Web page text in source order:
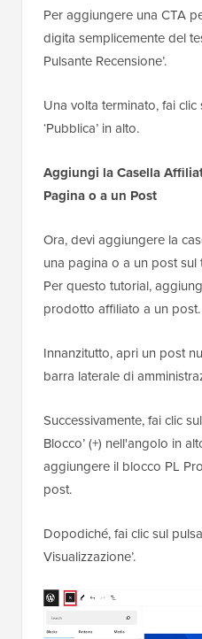
Per aggiungere una CTA
digita semplicemente del
Pulsante Recensione’.
Una volta terminato, fai clic
‘Pubblica’ in alto.
Aggiungi la Casella
Pagina o a un Post
Ora, devi aggiungere la
una pagina o a un post
Per questo tutorial,
prodotto affiliato a un post.
Innanzitutto, apri un post
barra laterale di
Successivamente, fai clic
Blocco’ (+) nell'angolo in
aggiungere il blocco PL
post.
Dopodiché, fai clic sul
Visualizzazione’.